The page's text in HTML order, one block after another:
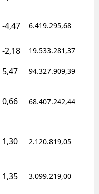
-4,47 6.419.295,68
-2,18 19.533.281,37
5,47 94.327.909,39
0,66 68.407.242,44
1,30 2.120.819,05
1,35 3.099.219,00